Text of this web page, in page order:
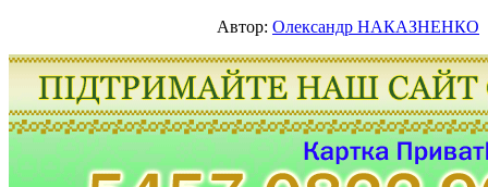
Автор: Олександр НАКАЗНЕНКО